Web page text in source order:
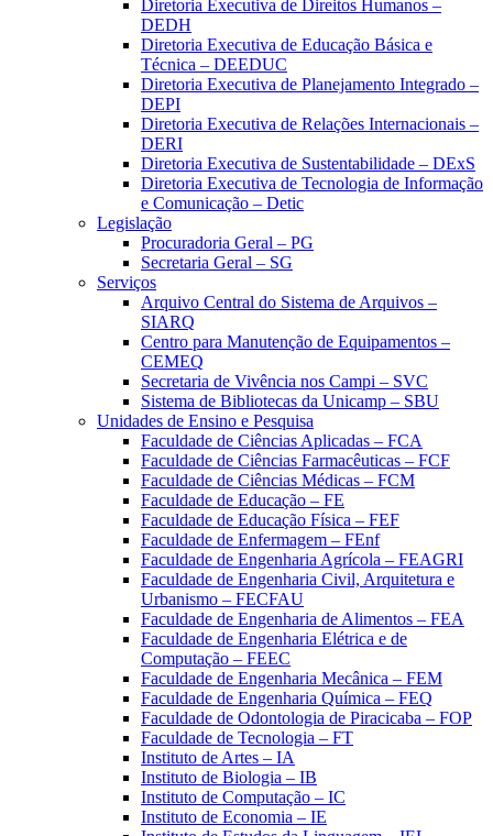
Diretoria Executiva de Direitos Humanos –
DEDH
Diretoria Executiva de Educação Básica e
Técnica – DEEDUC
Diretoria Executiva de Planejamento Integrado –
DEPI
Diretoria Executiva de Relações Internacionais –
DERI
Diretoria Executiva de Sustentabilidade – DExS
Diretoria Executiva de Tecnologia de Informação
e Comunicação – Detic
Legislação
Procuradoria Geral – PG
Secretaria Geral – SG
Serviços
Arquivo Central do Sistema de Arquivos –
SIARQ
Centro para Manutenção de Equipamentos –
CEMEQ
Secretaria de Vivência nos Campi – SVC
Sistema de Bibliotecas da Unicamp – SBU
Unidades de Ensino e Pesquisa
Faculdade de Ciências Aplicadas – FCA
Faculdade de Ciências Farmacêuticas – FCF
Faculdade de Ciências Médicas – FCM
Faculdade de Educação – FE
Faculdade de Educação Física – FEF
Faculdade de Enfermagem – FEnf
Faculdade de Engenharia Agrícola – FEAGRI
Faculdade de Engenharia Civil, Arquitetura e
Urbanismo – FECFAU
Faculdade de Engenharia de Alimentos – FEA
Faculdade de Engenharia Elétrica e de
Computação – FEEC
Faculdade de Engenharia Mecânica – FEM
Faculdade de Engenharia Química – FEQ
Faculdade de Odontologia de Piracicaba – FOP
Faculdade de Tecnologia – FT
Instituto de Artes – IA
Instituto de Biologia – IB
Instituto de Computação – IC
Instituto de Economia – IE